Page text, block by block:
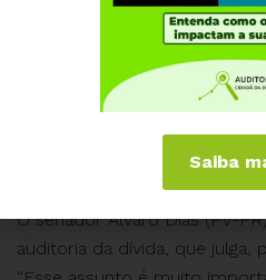
devedores abriram mão de
governos latino-americanos
anos em situação de
juros devido, o principal da
houve prescrição dos débitos.
O senador Álvaro Dias (PV-
auditoria da dívida, que julga,
Saiba